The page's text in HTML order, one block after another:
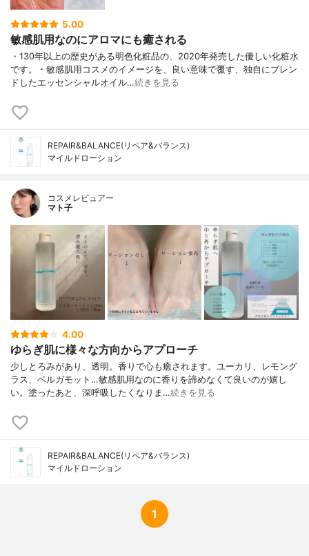
ノール、エチルヘキシルグリセリン、クエ
ン酸Na、グリチルリチン酸2K、EDTA-2N
a、クエン酸、キサンタンガム、水添レシチ
ン、ダイズステロール、リン酸2Na、カル
ボマー、オリゴペプチド-56アミドPEG-75
5.00
敏感肌用なのにアロマにも癒される
・130年以上の歴史がある明色化粧品の、2020年発売した優しい化粧水
です。・敏感肌用コスメのイメージを、良い意味で覆す、独自にブレン
ドしたエッセンシャルオイル…続きを見る
REPAIR&BALANCE(リペア&バランス)
マイルドローション
コスメレビュアー
マト子
4.00
ゆらぎ肌に様々な方向からアプローチ
少しとろみがあり、透明。香りで心も癒されます。ユーカリ、レモング
ラス、ベルガモット…敏感肌用なのに香りを諦めなくて良いのが嬉し
い。塗ったあと、深呼吸したくなりま…続きを見る
REPAIR&BALANCE(リペア&バランス)
マイルドローション
1